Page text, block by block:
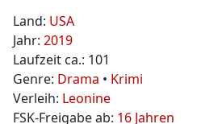
Land: USA
Jahr:2019
Laufzeit ca.: 101
Genre: Drama • Krimi
Verleih: Leonine
FSK-Freigabe ab: 16 Jahren